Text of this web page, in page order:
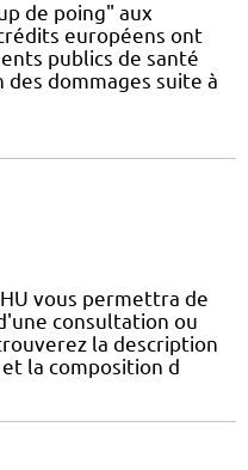
de poing" aux
européens ont
publics de santé
dommages suite à
vous permettra de
consultation ou
la description
la composition d